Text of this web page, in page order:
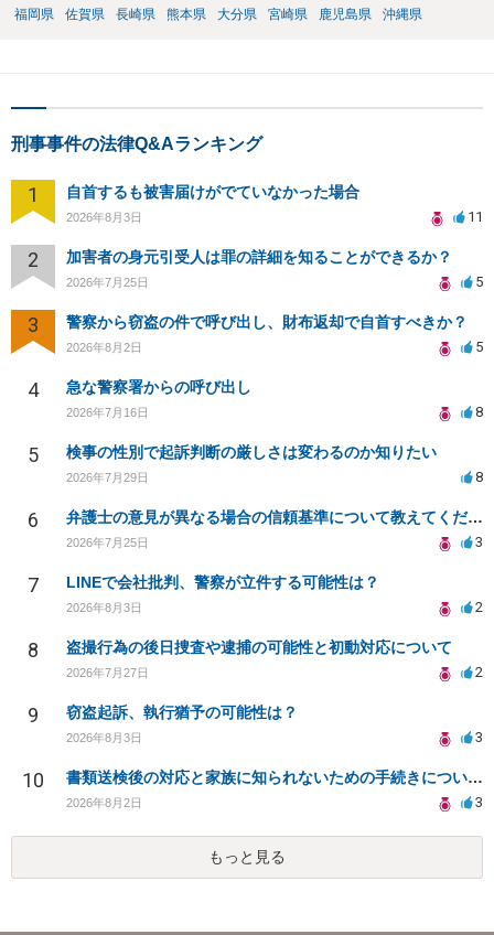
福岡県
佐賀県 長崎県 熊本県 大分県 宮崎県 鹿児島県 沖縄県
刑事事件の法律Q&Aランキング
1 自首するも被害届けがでていなかった場合
2026年8月3日 11
2 加害者の身元引受人は罪の詳細を知ることができるか？
2026年7月25日 5
3 警察から窃盗の件で呼び出し、財布返却で自首すべきか？
2026年8月2日 5
4 急な警察署からの呼び出し
2026年7月16日 8
5 検事の性別で起訴判断の厳しさは変わるのか知りたい
2026年7月29日 8
6 弁護士の意見が異なる場合の信頼基準について教えてください
2026年7月25日 3
7 LINEで会社批判、警察が立件する可能性は？
2026年8月3日 2
8 盗撮行為の後日捜査や逮捕の可能性と初動対応について
2026年7月27日 2
9 窃盗起訴、執行猶予の可能性は？
2026年8月3日 3
10 書類送検後の対応と家族に知られないための手続きについて相談
2026年8月2日 3
もっと見る